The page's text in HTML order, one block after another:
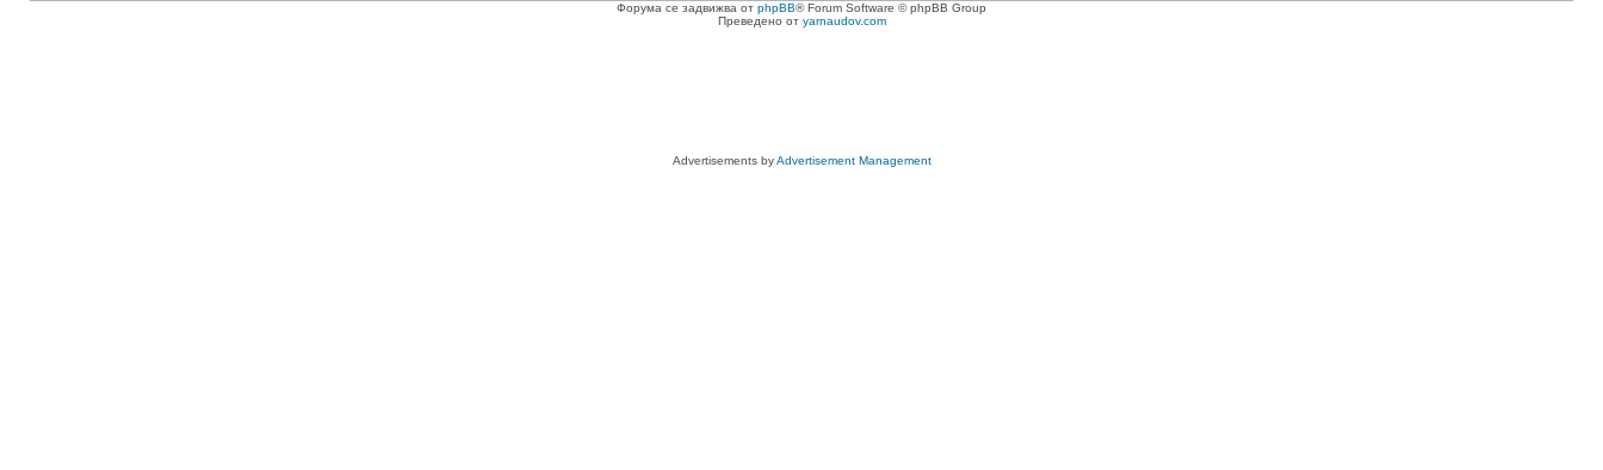
Форума се задвижва от phpBB® Forum Software © phpBB Group
Преведено от yarnaudov.com
Advertisements byAdvertisement Management